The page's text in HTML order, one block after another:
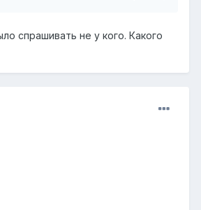
спрашивать не у кого. Какого